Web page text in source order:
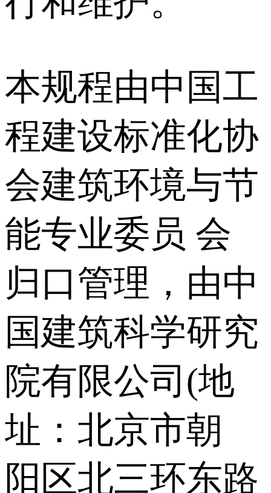
本规程由中国工
程建设标准化协
会建筑环境与节
能专业委员 会
归口管理，由中
国建筑科学研究
院有限公司(地
址：北京市朝
阳区北三环东路